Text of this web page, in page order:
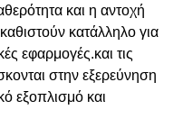
και η αντοχή
κατάλληλο για
εφαρμογές.και τις
στην εξερεύνηση
εξοπλισμό και